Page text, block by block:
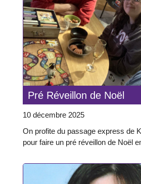
Pré Réveillon de Noël
10 décembre 2025
On profite du passage express de
pour faire un pré réveillon de Noël